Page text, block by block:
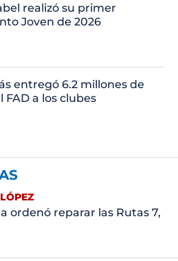
realizó su primer
Joven de 2026
entregó 6.2 millones de
FAD a los clubes
ordenó reparar las Rutas 7,